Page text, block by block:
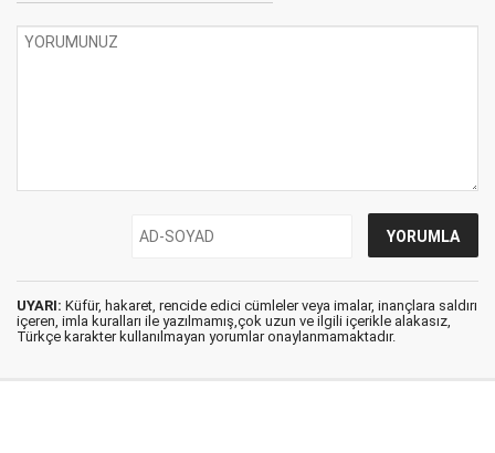
UYARI: Küfür, hakaret, rencide edici cümleler veya imalar, inançlara saldırı
içeren, imla kuralları ile yazılmamış,çok uzun ve ilgili içerikle alakasız,
Türkçe karakter kullanılmayan yorumlar onaylanmamaktadır.